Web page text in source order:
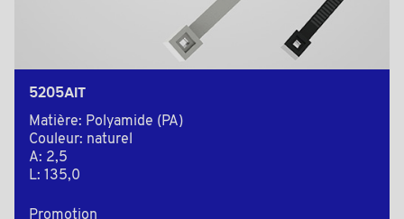
5205AIT
Matière: Polyamide (PA)
Couleur: naturel
A: 2,5
L: 135,0
Promotion